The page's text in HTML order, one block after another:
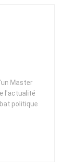
Master
l'actualité
politique